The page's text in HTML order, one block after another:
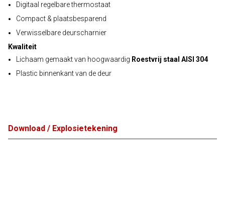
Digitaal regelbare thermostaat
Compact & plaatsbesparend
Verwisselbare deurscharnier
Kwaliteit
Lichaam gemaakt van hoogwaardig Roestvrij staal AISI 304
Plastic binnenkant van de deur
Download / Explosietekening